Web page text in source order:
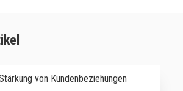
von Kundenbeziehungen